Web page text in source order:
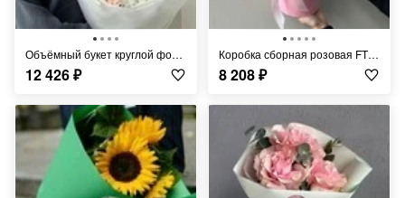
Объёмный букет круглой формы с хризантемой и розами FT1449
12 426₽
Коробка сборная розовая FT241
8 208₽